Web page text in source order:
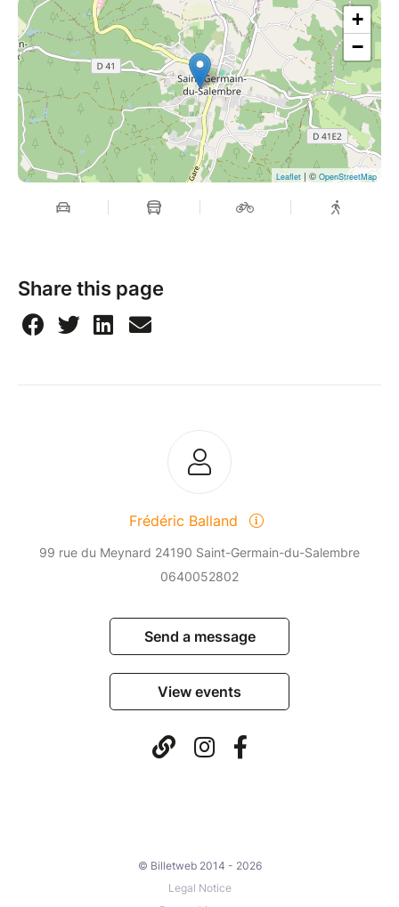
+
−
Leaflet | © OpenStreetMap
Share this page
Frédéric Balland
99 rue du Meynard 24190 Saint-Germain-du-Salembre
0640052802
Send a message
View events
© Billetweb 2014 - 2026
Legal Notice